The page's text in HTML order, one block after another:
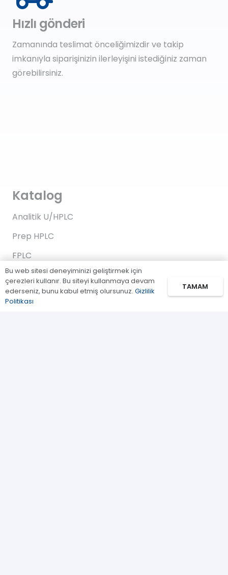
Hızlı gönderi
Zamanında teslimat önceliğimizdir ve takip
imkanıyla siparişinizin ilerleyişini istediğiniz zaman
görebilirsiniz.
Katalog
Analitik U/HPLC
Prep HPLC
FPLC
Gaz Kromatografi
Standartlar/Reaktifler
Bu web sitesi deneyiminizi geliştirmek için
çerezleri kullanır. Bu siteyi kullanmaya devam
ederseniz, bunu kabul etmiş olursunuz. Gizlilik
Politikası
TAMAM